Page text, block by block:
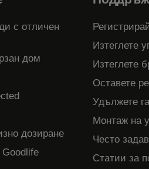
с отличен
дом
дозиране
Goodlife
Изтеглете
Изтеглете
Оставете
Удължете
Монтаж на
Често
Статии за